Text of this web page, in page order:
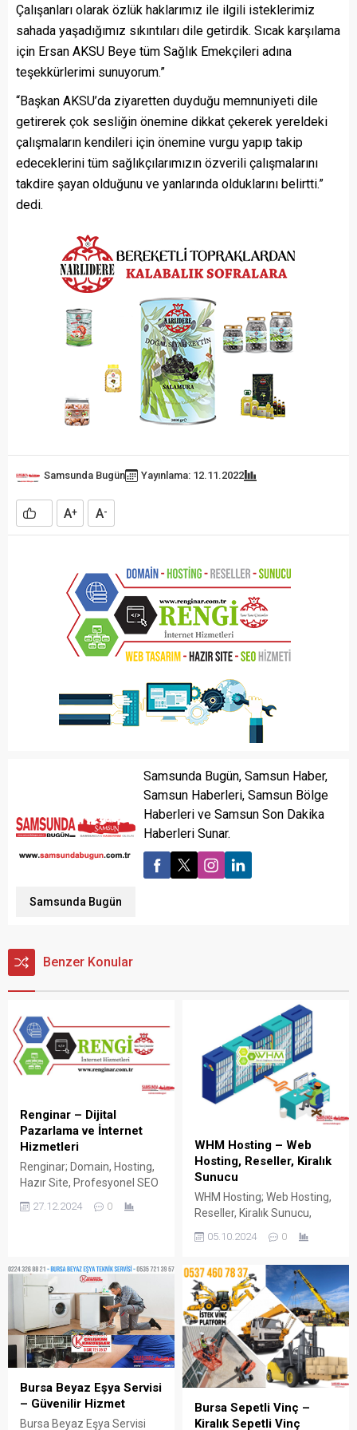
Çalışanları olarak özlük haklarımız ile ilgili isteklerimiz
sahada yaşadığımız sıkıntıları dile getirdik. Sıcak karşılama
için Ersan AKSU Beye tüm Sağlık Emekçileri adına
teşekkürlerimi sunuyorum.”
“Başkan AKSU’da ziyaretten duyduğu memnuniyeti dile
getirerek çok sesliğin önemine dikkat çekerek yereldeki
çalışmaların kendileri için önemine vurgu yapıp takip
edeceklerini tüm sağlıkçılarımızın özverili çalışmalarını
takdire şayan olduğunu ve yanlarında olduklarını belirtti.”
dedi.
Samsunda Bugün Yayınlama: 12.11.2022
A+ A-
Samsunda Bugün
Samsunda Bugün, Samsun Haber,
Samsun Haberleri, Samsun Bölge
Haberleri ve Samsun Son Dakika
Haberleri Sunar.
Benzer Konular
Renginar – Dijital
Pazarlama ve İnternet
Hizmetleri
Renginar; Domain, Hosting,
Hazır Site, Profesyonel SEO
Çevrimiçi Dijital Pazarlama
Sertifikası, Web Hosting,
Kurumsal Site, SEO
Paketleri, Web Tasarım,
Dijital Pazarlama, Sosyal
Medya Yönetimi, Dijital
Reklam, Reseller, Kiralık
Sunucu gibi İnternet
deneyimli personel ile
çözümler üreten Renginar
sektörde...
27.12.2024 0
WHM Hosting – Web
Hosting, Reseller, Kiralık
Sunucu
WHM Hosting; Web Hosting,
Reseller, Kiralık Sunucu,
VPS, Sanal Sunucu,
Sunar. İnternetin
hayatımızdaki yerinin her
geçen gün artması ve
gelişen teknoloji sayesinde
hayatımız kolaylaşmakta,
bir çok işimizi internet
siteleri üzerinden
gerçekleştirebilmekteyiz.
Alışveriş, Fatura Ödeme,
Sipariş, Haber, Spor, E-
05.10.2024 0
Bursa Beyaz Eşya Servisi
– Güvenilir Hizmet
Bursa Beyaz Eşya Servisi
Bursa Sepetli Vinç –
Kiralık Sepetli Vinç